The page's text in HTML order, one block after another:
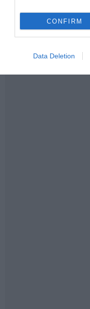
CONFIRM
Data Deletion